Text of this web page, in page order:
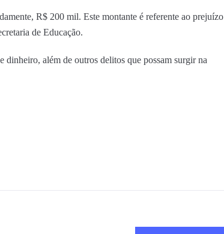
R$ 200 mil. Este montante é referente ao prejuízo
de Educação.
dinheiro, além de outros delitos que possam surgir na